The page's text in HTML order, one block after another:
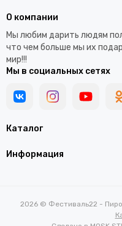
Каталог
Информация
О компании
Мы любим дарить людям
что чем больше мы их
мир!!!
Мы в социальных сетях
2026 © Фестиваль22 -